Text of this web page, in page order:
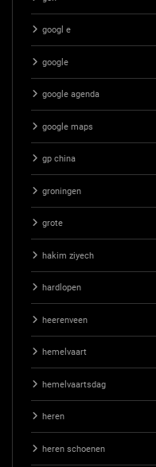
googl e
google
google agenda
google maps
gp china
groningen
grote
hakim ziyech
hardlopen
heerenveen
hemelvaart
hemelvaartsdag
heren
heren schoenen